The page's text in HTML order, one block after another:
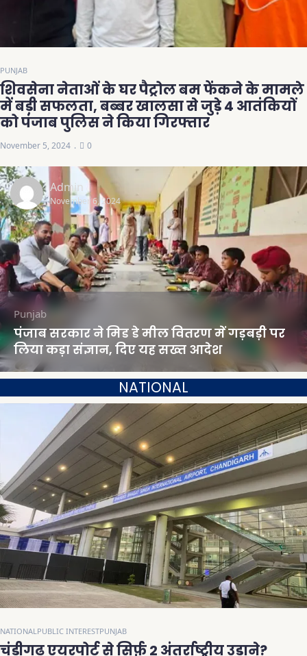
PUNJAB
शिवसेना नेताओं के घर पैट्रोल बम फेंकने के मामले
में बड़ी सफलता, बब्बर खालसा से जुड़े 4 आतंकियों
को पंजाब पुलिस ने किया गिरफ्तार
November 5, 2024 0
Admin
November 6, 2024
Punjab
पंजाब सरकार ने मिड डे मील वितरण में गड़बड़ी पर
लिया कड़ा संज्ञान, दिए यह सख्त आदेश
NATIONAL
NATIONALPUBLIC INTERESTPUNJAB
चंडीगढ़ एयरपोर्ट से सिर्फ़ 2 अंतर्राष्ट्रीय उड़ाने?